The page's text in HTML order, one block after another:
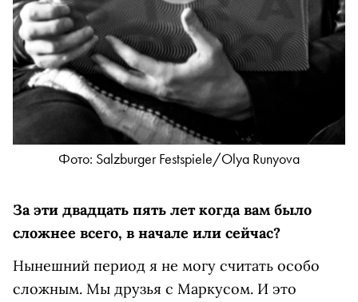
Фото: Salzburger Festspiele/Olya Runyova
За эти двадцать пять лет когда вам было
сложнее всего, в начале или сейчас?
Нынешний период я не могу считать особо
сложным. Мы друзья с Маркусом. И это